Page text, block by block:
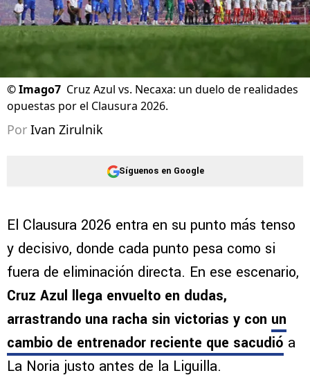
©Imago7 Cruz Azul vs. Necaxa: un duelo de realidades
opuestas por el Clausura 2026.
Por Ivan Zirulnik
Síguenos en Google
El Clausura 2026 entra en su punto más tenso
y decisivo, donde cada punto pesa como si
fuera de eliminación directa. En ese escenario,
Cruz Azul llega envuelto en dudas,
arrastrando una racha sin victorias y con un
cambio de entrenador reciente que sacudió a
La Noria justo antes de la Liguilla.